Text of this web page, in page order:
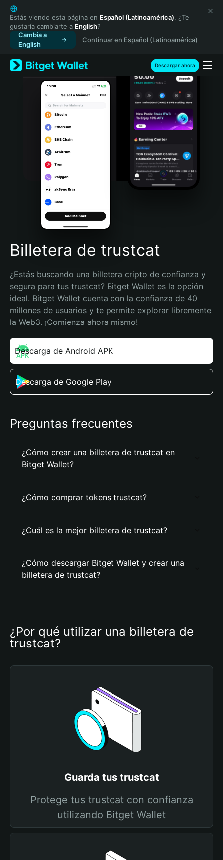
English
日本語
Tiếng Việt
Русский
Español (Latinoamérica)
Türkçe
Italiano
Português (Portugal)
Bahasa Indonesia
Português (Brasil)
Español (Argentina)
Estás viendo esta página en Español (Latinoamérica). ¿Te
gustaría cambiarte a English?
Cambia a
English
Continuar en Español (Latinoamérica)
Descargar ahora
Billetera de trustcat
¿Estás buscando una billetera cripto de confianza y
segura para tus trustcat? Bitget Wallet es la opción
ideal. Bitget Wallet cuenta con la confianza de 40
millones de usuarios y te permite explorar libremente
la Web3. ¡Comienza ahora mismo!
Descarga de Android APK
Descarga de Google Play
Preguntas frecuentes
¿Cómo crear una billetera de trustcat en
Bitget Wallet?
¿Cómo comprar tokens trustcat?
¿Cuál es la mejor billetera de trustcat?
¿Cómo descargar Bitget Wallet y crear una
billetera de trustcat?
¿Por qué utilizar una billetera de
trustcat?
Guarda tus trustcat
Protege tus trustcat con confianza
utilizando Bitget Wallet